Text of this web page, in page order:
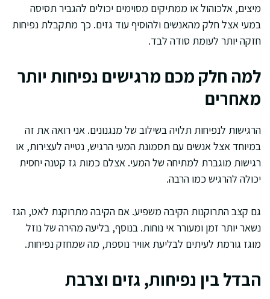
מיצים, אלכוהול או ממתיקים מסוימים יכולים להגביר תסיסה
במעי אצל חלק מהאנשים ולהוסיף עוד גזים. כך מתקבלת נפיחות
חזקה יותר לעומת סודה לבד.
למה חלק מכם מרגישים נפיחות יותר
מאחרים
הרגישות לנפיחות תלויה בשילוב של מנגנונים. אני רואה את זה
במיוחד אצל אנשים עם תסמונת המעי הרגיש, נטייה לעצירות, או
רגישות מוגברת למתיחה של המעי. אצלם כמות גז קטנה יחסית
יכולה להרגיש כמו הרבה.
גם קצב התרוקנות הקיבה משפיע. אם הקיבה מתרוקנת לאט, הגז
נשאר יותר זמן ומעורר אי נוחות. בנוסף, בליעה מהירה של נוזל
מוגז גורמת לעיתים לבליעת אוויר נוספת, מה שמחזק נפיחות.
הבדל בין נפיחות, גזים וצרבת